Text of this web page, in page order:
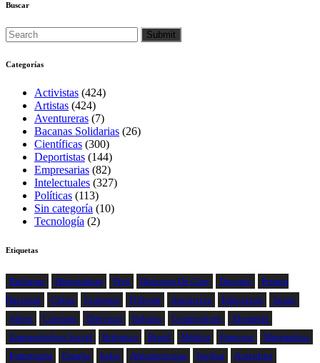
Buscar
Categorías
Activistas (424)
Artistas (424)
Aventureras (7)
Bacanas Solidarias (26)
Científicas (300)
Deportistas (144)
Empresarias (82)
Intelectuales (327)
Políticas (113)
Sin categoría (10)
Tecnología (2)
Etiquetas
Bailarina Historiadora Perú Directora De Cine Docente
Premio
Nacional
China Lesbiana Filósofa Arquitecta Educacion
Japón
Atleta
Cineasta Directora Italiana Compositora
Alemania
Emprendedora Social
Británica Brasil Médica Francesa
Matemática
Empresaria
España Italia Afroamericana Inglesa Argentina